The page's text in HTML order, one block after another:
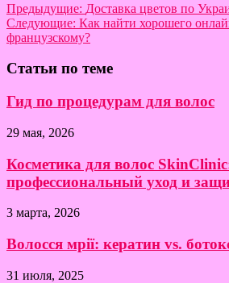
Предыдущие: Доставка цветов по
Следующие: Как найти хорошего
французскому?
Статьи по теме
Гид по процедурам для волос
29 мая, 2026
Косметика для волос
профессиональный уход и
3 марта, 2026
Волосся мрії: кератин vs.
31 июля, 2025